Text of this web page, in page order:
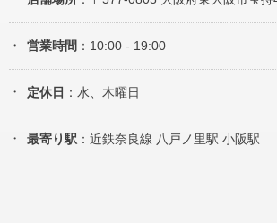
営業時間 ：10:00 - 19:00
定休日 ：水、木曜日
最寄り駅 ：近鉄奈良線 八戸ノ里駅 小阪駅